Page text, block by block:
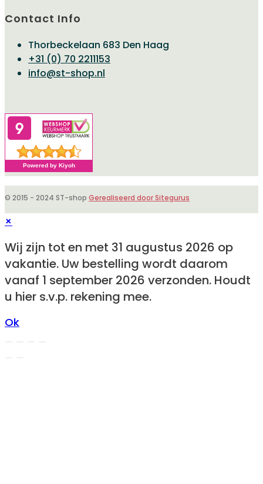
Contact Info
Thorbeckelaan 683 Den Haag
+31 (0) 70 2211153
info@st-shop.nl
© 2015 - 2024 ST-shop Gerealiseerd door Sitegurus
×
Wij zijn tot en met 31 augustus 2026 op
vakantie. Uw bestelling wordt daarom
vanaf 1 september 2026 verzonden. Houdt
u hier s.v.p. rekening mee.
Ok